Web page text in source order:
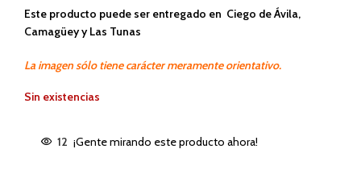
Este producto puede ser entregado en Ciego de Ávila,
Camagüey y Las Tunas
La imagen sólo tiene carácter meramente orientativo.
Sin existencias
12 ¡Gente mirando este producto ahora!